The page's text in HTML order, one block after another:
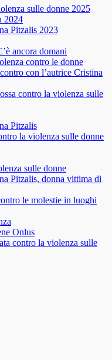
sulle donne 2025
2024
Pitzalis 2023
ancora domani
contro le donne
con l’autrice Cristina
contro la violenza sulle
Pitzalis
la violenza sulle donne
sulle donne
Pitzalis, donna vittima di
le molestie in luoghi
Onlus
contro la violenza sulle